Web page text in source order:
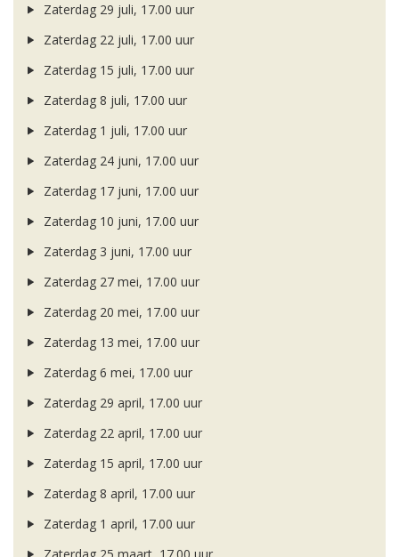
Zaterdag 29 juli, 17.00 uur
Zaterdag 22 juli, 17.00 uur
Zaterdag 15 juli, 17.00 uur
Zaterdag 8 juli, 17.00 uur
Zaterdag 1 juli, 17.00 uur
Zaterdag 24 juni, 17.00 uur
Zaterdag 17 juni, 17.00 uur
Zaterdag 10 juni, 17.00 uur
Zaterdag 3 juni, 17.00 uur
Zaterdag 27 mei, 17.00 uur
Zaterdag 20 mei, 17.00 uur
Zaterdag 13 mei, 17.00 uur
Zaterdag 6 mei, 17.00 uur
Zaterdag 29 april, 17.00 uur
Zaterdag 22 april, 17.00 uur
Zaterdag 15 april, 17.00 uur
Zaterdag 8 april, 17.00 uur
Zaterdag 1 april, 17.00 uur